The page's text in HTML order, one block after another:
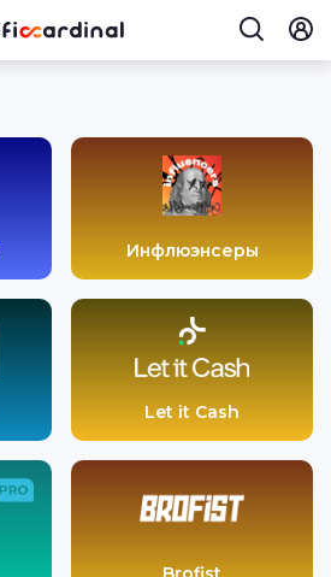
Инфлюэнсеры
Let it Cash